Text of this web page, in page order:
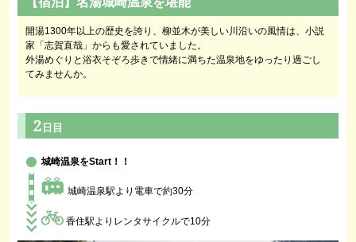
開湯1300年以上の歴史を誇り、柳並木が美しい川沿いの風情は、小説
家「志賀直哉」からも愛されていました。
外湯めぐりと浴衣そぞろ歩きで情緒に満ちた温泉地をゆったり過ごし
てみませんか。
2日目
城崎温泉をStart！！
城崎温泉駅より電車で約30分
香住駅よりレンタサイクルで10分